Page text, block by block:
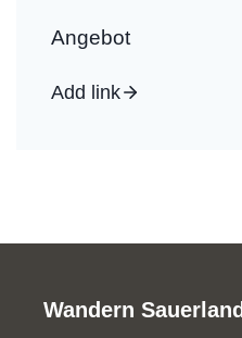
Angebot
Add link
Wandern Sauerland